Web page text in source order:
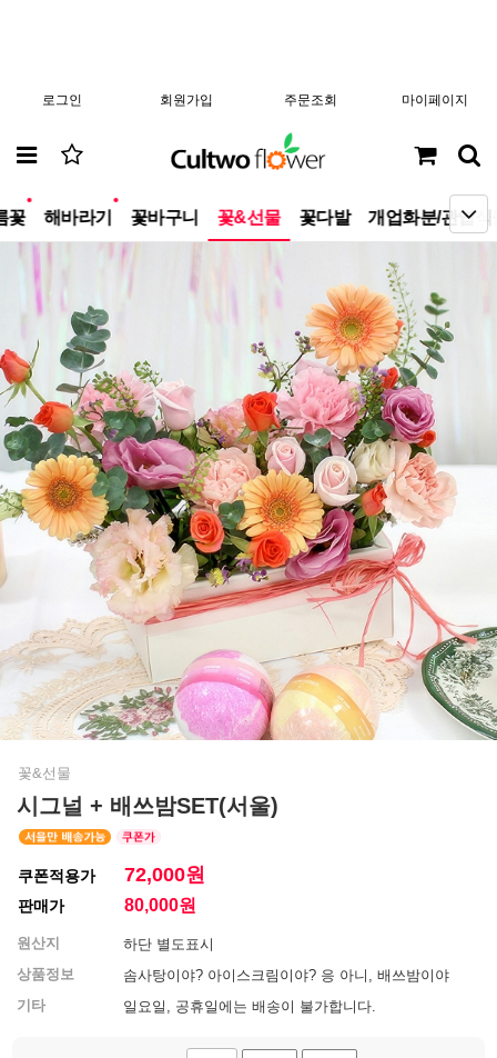
로그인 회원가입 주문조회 마이페이지
꽃 해바라기 꽃바구니 꽃&선물 꽃다발 개업화분/관엽식
꽃&선물
시그널 + 배쓰밤SET(서울)
쿠폰적용가 72,000원
판매가 80,000원
원산지
하단 별도표시
상품정보
솜사탕이야? 아이스크림이야? 응 아니, 배쓰밤이야
기타
일요일, 공휴일에는 배송이 불가합니다.